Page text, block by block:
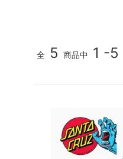
全 5 商品中 1 -5